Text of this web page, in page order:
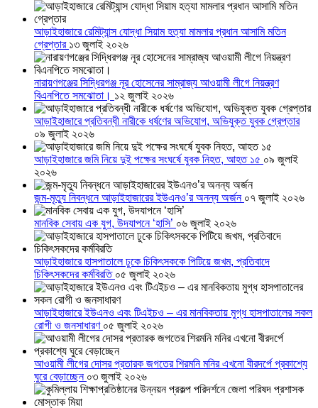
আড়াইহাজারে রেমিট্যান্স যোদ্ধা সিয়াম হত্যা মামলার প্রধান আসামি মতিন
গ্রেপ্তার ১৩ জুলাই ২০২৬
নারায়ণগঞ্জের সিদ্ধিরগঞ্জ নূর হোসেনের সাম্রাজ্য আওয়ামী লীগে নিয়ন্ত্রণ
বিএনপিতে সমঝোতা। ১২ জুলাই ২০২৬
আড়াইহাজারে প্রতিবন্ধী নারীকে ধর্ষণের অভিযোগ, অভিযুক্ত যুবক গ্রেপ্তার
০৯ জুলাই ২০২৬
আড়াইহাজারে জমি নিয়ে দুই পক্ষের সংঘর্ষে যুবক নিহত, আহত ১৫ ০৯ জুলাই
২০২৬
জন্ম-মৃত্যু নিবন্ধনে আড়াইহাজারের ইউএনও’র অনন্য অর্জন ০৭ জুলাই ২০২৬
মানবিক সেবায় এক যুগ, উদযাপনে ‘হাসি’ ০৬ জুলাই ২০২৬
আড়াইহাজারে হাসপাতালে ঢুকে চিকিৎসককে পিটিয়ে জখম, প্রতিবাদে
চিকিৎসকদের কর্মবিরতি ০৫ জুলাই ২০২৬
আড়াইহাজারে ইউএনও এবং টিএইচও – এর মানবিকতায় মুগ্ধ হাসপাতালের সকল
রোগী ও জনসাধারণ ০৫ জুলাই ২০২৬
আওয়ামী লীগের দোসর প্রতারক জগতের শিরমনি মনির এখনো বীরদর্পে প্রকাশ্যে
ঘুরে বেড়াচ্ছেন ০৩ জুলাই ২০২৬